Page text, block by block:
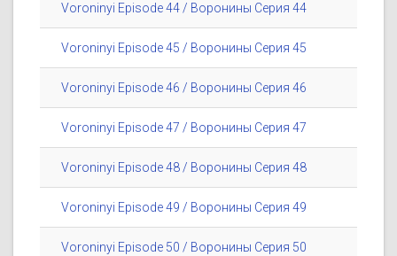
Voroninyi Episode 44 / Воронины Серия 44
Voroninyi Episode 45 / Воронины Серия 45
Voroninyi Episode 46 / Воронины Серия 46
Voroninyi Episode 47 / Воронины Серия 47
Voroninyi Episode 48 / Воронины Серия 48
Voroninyi Episode 49 / Воронины Серия 49
Voroninyi Episode 50 / Воронины Серия 50